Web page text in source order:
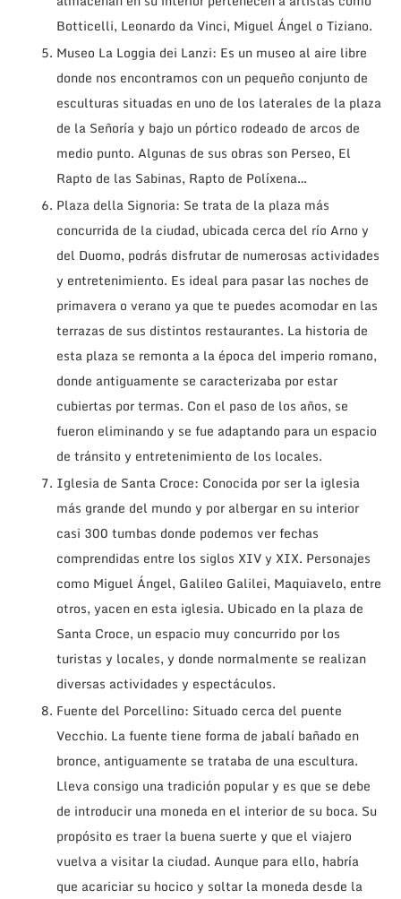
Botticelli, Leonardo da Vinci, Miguel Ángel o Tiziano.
Museo La Loggia dei Lanzi: Es un museo al aire libre
donde nos encontramos con un pequeño conjunto de
esculturas situadas en uno de los laterales de la plaza
de la Señoría y bajo un pórtico rodeado de arcos de
medio punto. Algunas de sus obras son Perseo, El
Rapto de las Sabinas, Rapto de Políxena…
Plaza della Signoria: Se trata de la plaza más
concurrida de la ciudad, ubicada cerca del río Arno y
del Duomo, podrás disfrutar de numerosas actividades
y entretenimiento. Es ideal para pasar las noches de
primavera o verano ya que te puedes acomodar en las
terrazas de sus distintos restaurantes. La historia de
esta plaza se remonta a la época del imperio romano,
donde antiguamente se caracterizaba por estar
cubiertas por termas. Con el paso de los años, se
fueron eliminando y se fue adaptando para un espacio
de tránsito y entretenimiento de los locales.
Iglesia de Santa Croce: Conocida por ser la iglesia
más grande del mundo y por albergar en su interior
casi 300 tumbas donde podemos ver fechas
comprendidas entre los siglos XIV y XIX. Personajes
como Miguel Ángel, Galileo Galilei, Maquiavelo, entre
otros, yacen en esta iglesia. Ubicado en la plaza de
Santa Croce, un espacio muy concurrido por los
turistas y locales, y donde normalmente se realizan
diversas actividades y espectáculos.
Fuente del Porcellino: Situado cerca del puente
Vecchio. La fuente tiene forma de jabalí bañado en
bronce, antiguamente se trataba de una escultura.
Lleva consigo una tradición popular y es que se debe
de introducir una moneda en el interior de su boca. Su
propósito es traer la buena suerte y que el viajero
vuelva a visitar la ciudad. Aunque para ello, habría
que acariciar su hocico y soltar la moneda desde la